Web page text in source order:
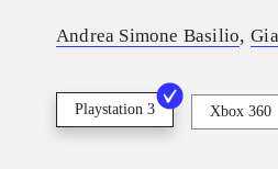
Andrea Simone Basilio,
Playstation 3 Xbox 360